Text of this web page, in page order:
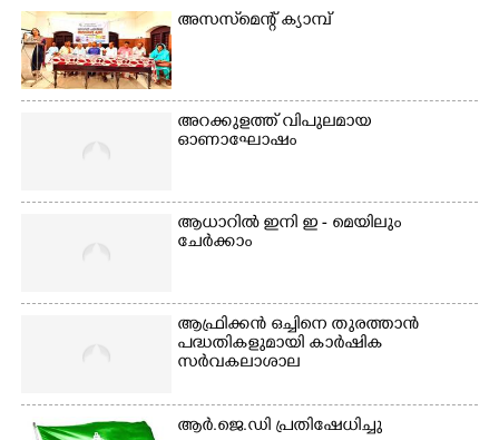
അസസ്‌മെന്റ് ക്യാമ്പ്
അറക്കുളത്ത് വിപുലമായ
ഓണാഘോഷം
ആധാറിൽ ഇനി ഇ - മെയിലും
ചേർക്കാം
ആഫ്രിക്കൻ ഒച്ചിനെ തുരത്താൻ
പദ്ധതികളുമായി കാർഷിക
സർവകലാശാല
ആർ.ജെ.ഡി പ്രതിഷേധിച്ചു